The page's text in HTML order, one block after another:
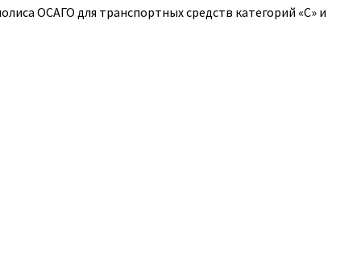
ОСАГО для транспортных средств категорий «C» и